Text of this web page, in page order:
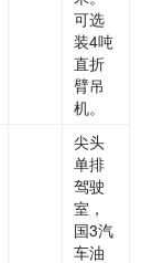
可选
装4吨
直折
臂吊
机。
尖头
单排
驾驶
室，
国3汽
车油